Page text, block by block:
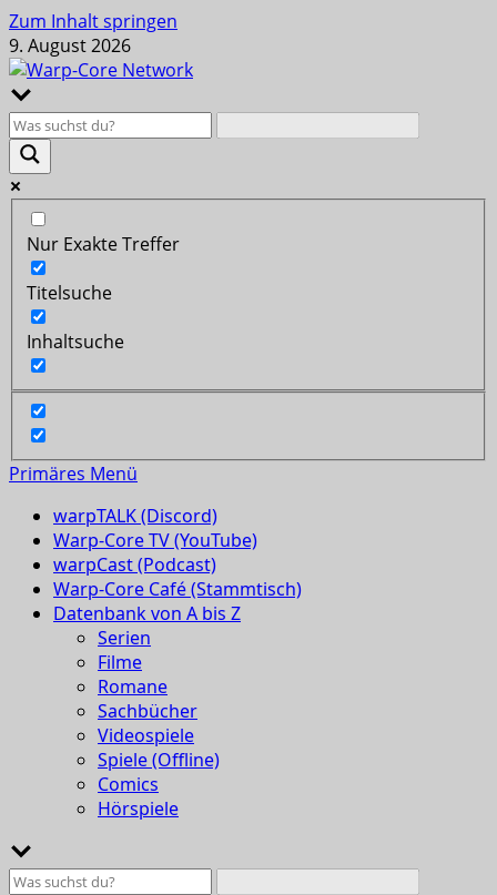
Zum Inhalt springen
9. August 2026
Nur Exakte Treffer
Titelsuche
Inhaltsuche
Primäres Menü
warpTALK (Discord)
Warp-Core TV (YouTube)
warpCast (Podcast)
Warp-Core Café (Stammtisch)
Datenbank von A bis Z
Serien
Filme
Romane
Sachbücher
Videospiele
Spiele (Offline)
Comics
Hörspiele